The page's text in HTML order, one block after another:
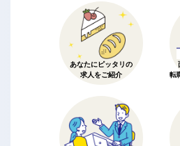
あなたにピッタリの
求人をご紹介
転